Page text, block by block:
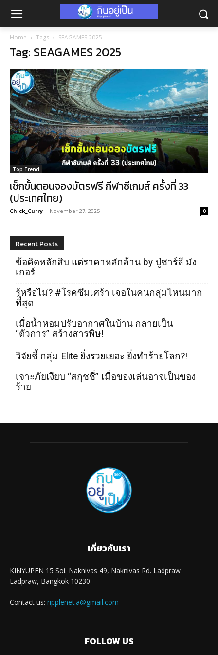
Home Tags SEAGAMES 2025
Tag: SEAGAMES 2025
Top Trend
เช็กขั้นตอนจองบัตรฟรี กีฬาซีเกมส์ ครั้งที่ 33
(ประเทศไทย)
Chick_Curry - November 27, 2025 0
Recent Posts
ข้อคิดหลักสิบ แต่ราคาหลักล้าน by ปู่ชาร์ลี มัง
เกอร์
รู้หรือไม่? #โรคซึมเศร้า เจอในคนกลุ่มไหนมาก
ที่สุด
เมื่อน้ำหอมปรับอากาศในบ้าน กลายเป็น
“ตัวการ” สร้างสารพิษ!
วิจัยชี้ กลุ่ม Elite ยิ่งรวยเยอะ ยิ่งทำร้ายโลก?!
เจาะภัยเงียบ “สกุชชี่” เมื่อของเล่นอาจเป็นของ
ร้าย
เกี่ยวกับเรา
KINYUPEN 15 Soi. Naknivas 49, Naknivas Rd. Ladpraw
Ladpraw, Bangkok 10230
Contact us: ripplenet.a@gmail.com
FOLLOW US